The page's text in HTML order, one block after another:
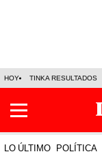
HOY TINKA RESULTADOS
LO ÚLTIMO POLÍTICA